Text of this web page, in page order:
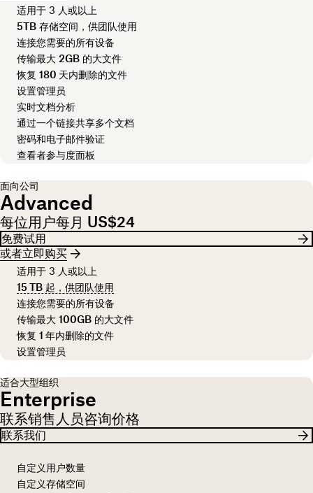
适用于 3 人或以上
5TB 存储空间，供团队使用
连接您需要的所有设备
传输最大 2GB 的大文件
恢复 180 天内删除的文件
设置管理员
实时文档分析
通过一个链接共享多个文档
密码和电子邮件验证
查看者参与度面板
面向公司
Advanced
每位用户每月 US$24
免费试用
或者立即购买
适用于 3 人或以上
15 TB 起，供团队使用
连接您需要的所有设备
传输最大 100GB 的大文件
恢复 1 年内删除的文件
设置管理员
适合大型组织
Enterprise
联系销售人员咨询价格
联系我们
自定义用户数量
自定义存储空间